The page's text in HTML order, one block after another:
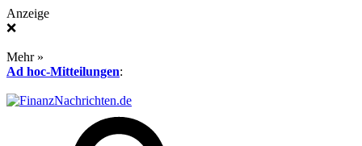
Anzeige
❌
Mehr »
Ad hoc-Mitteilungen: